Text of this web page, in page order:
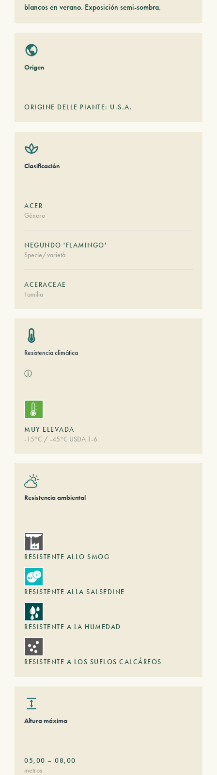
blancos en verano. Exposición semi-sombra.
Origen
ORIGINE DELLE PIANTE: U.S.A.
Clasificación
ACER
Género
NEGUNDO 'FLAMINGO'
Specie/varietà
ACERACEAE
Familia
Resistencia climática
ⓘ
MUY ELEVADA
-15°C / -45°C USDA 1-6
Resistencia ambiental
RESISTENTE ALLO SMOG
RESISTENTE ALLA SALSEDINE
RESISTENTE A LA HUMEDAD
RESISTENTE A LOS SUELOS CALCÁREOS
Altura máxima
05,00 – 08,00
metros